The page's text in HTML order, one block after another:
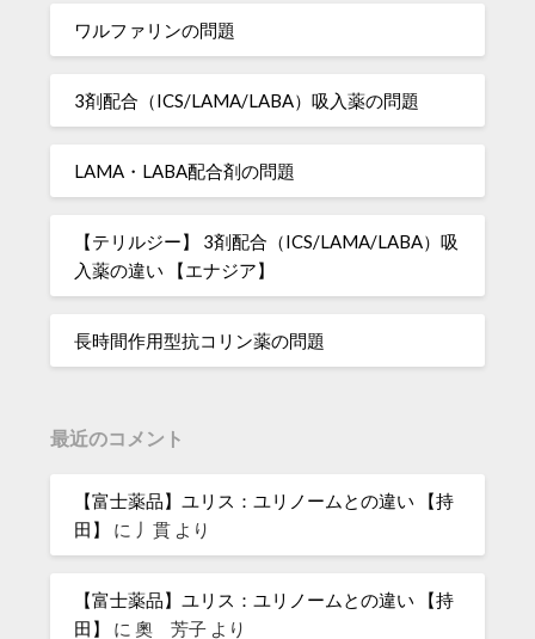
ワルファリンの問題
3剤配合（ICS/LAMA/LABA）吸入薬の問題
LAMA・LABA配合剤の問題
【テリルジー】 3剤配合（ICS/LAMA/LABA）吸
入薬の違い 【エナジア】
長時間作用型抗コリン薬の問題
最近のコメント
【富士薬品】ユリス：ユリノームとの違い 【持
田】
に 丿貫 より
【富士薬品】ユリス：ユリノームとの違い 【持
田】
に奧 芳子 より